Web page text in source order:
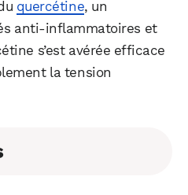
quercétine, un
anti-inflammatoires et
s’est avérée efficace
la tension